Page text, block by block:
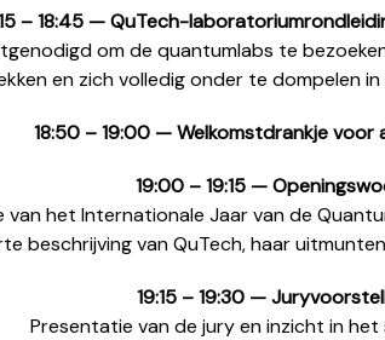
– 18:45 — QuTech-
om de quantumlabs te
en zich volledig onder te dompelen
18:50 – 19:00 — Welkomstdrankje voor
19:00 – 19:15 —
van het Internationale Jaar van de
beschrijving van QuTech, haar
19:15 – 19:30 —
Presentatie van de jury en inzicht in